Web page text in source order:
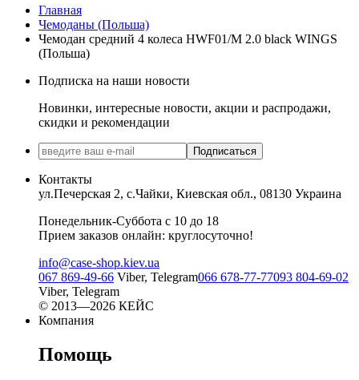
Главная
Чемоданы (Польша)
Чемодан средний 4 колеса HWF01/M 2.0 black WINGS
(Польша)
Подписка на наши новости
Новинки, интересные новости, акции и распродажи,
скидки и рекомендации
Подписаться
Контакты
ул.Печерская 2, с.Чайки, Киевская обл., 08130 Украина
Понедельник-Суббота с 10 до 18
Прием заказов онлайн: круглосуточно!
info@case-shop.kiev.ua
067 869-49-66 Viber, Telegram066 678-77-77093 804-69-02
Viber, Telegram
© 2013—2026 КЕЙС
Компания
Помощь